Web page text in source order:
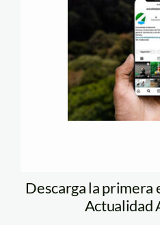
Descarga la primera
Actualidad